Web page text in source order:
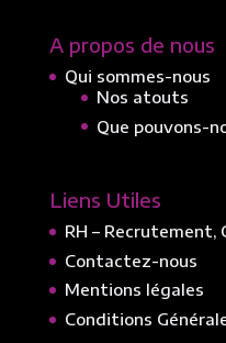
A propos de nous
Qui sommes-nous
Nos atouts
Que pouvons-
Liens Utiles
RH – Recrutement,
Contactez-nous
Mentions légales
Conditions